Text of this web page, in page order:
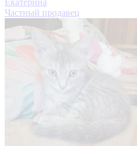
Екатерина
Частный продавец